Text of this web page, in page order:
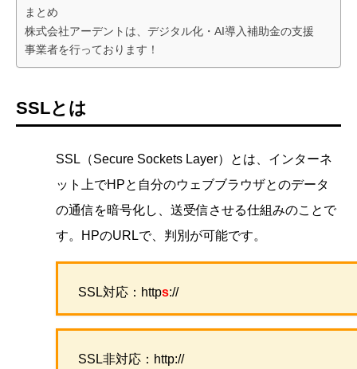
まとめ
株式会社アーデントは、デジタル化・AI導入補助金の支援
事業者を行っております！
SSLとは
SSL（Secure Sockets Layer）とは、インターネ
ット上でHPと自分のウェブブラウザとのデータ
の通信を暗号化し、送受信させる仕組みのことで
す。HPのURLで、判別が可能です。
SSL対応：https://
SSL非対応：http://